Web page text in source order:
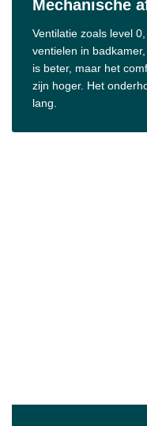
Mechanische
Ventilatie zoals level
ventielen in
is beter, maar het
zijn hoger. Het
lang.